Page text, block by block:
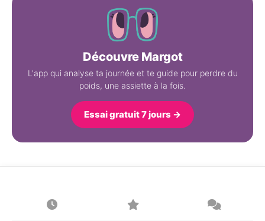
Découvre Margot
L'app qui analyse ta journée et te guide pour perdre du
poids, une assiette à la fois.
Essai gratuit 7 jours →